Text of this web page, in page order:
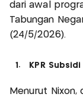
dari awal
Tabungan
(24/5/2026).
1. KPR
Menurut